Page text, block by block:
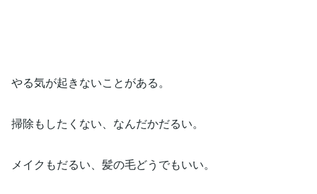
やる気が起きないことがある。
掃除もしたくない、なんだかだるい。
メイクもだるい、髪の毛どうでもいい。